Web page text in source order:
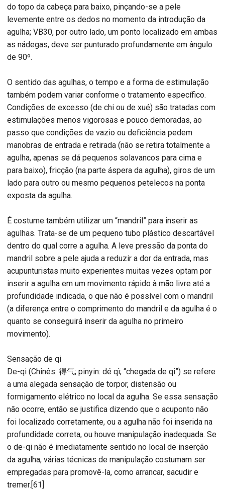
do topo da cabeça para baixo, pinçando-se a pele
levemente entre os dedos no momento da introdução da
agulha; VB30, por outro lado, um ponto localizado em ambas
as nádegas, deve ser punturado profundamente em ângulo
de 90º.
O sentido das agulhas, o tempo e a forma de estimulação
também podem variar conforme o tratamento específico.
Condições de excesso (de chi ou de xué) são tratadas com
estimulações menos vigorosas e pouco demoradas, ao
passo que condições de vazio ou deficiência pedem
manobras de entrada e retirada (não se retira totalmente a
agulha, apenas se dá pequenos solavancos para cima e
para baixo), fricção (na parte áspera da agulha), giros de um
lado para outro ou mesmo pequenos petelecos na ponta
exposta da agulha.
É costume também utilizar um “mandril” para inserir as
agulhas. Trata-se de um pequeno tubo plástico descartável
dentro do qual corre a agulha. A leve pressão da ponta do
mandril sobre a pele ajuda a reduzir a dor da entrada, mas
acupunturistas muito experientes muitas vezes optam por
inserir a agulha em um movimento rápido à mão livre até a
profundidade indicada, o que não é possível com o mandril
(a diferença entre o comprimento do mandril e da agulha é o
quanto se conseguirá inserir da agulha no primeiro
movimento).
Sensação de qi
De-qi (Chinês: 得气; pinyin: dé qì; “chegada de qi”) se refere
a uma alegada sensação de torpor, distensão ou
formigamento elétrico no local da agulha. Se essa sensação
não ocorre, então se justifica dizendo que o acuponto não
foi localizado corretamente, ou a agulha não foi inserida na
profundidade correta, ou houve manipulação inadequada. Se
o de-qi não é imediatamente sentido no local de inserção
da agulha, várias técnicas de manipulação costumam ser
empregadas para promovê-la, como arrancar, sacudir e
tremer.[61]